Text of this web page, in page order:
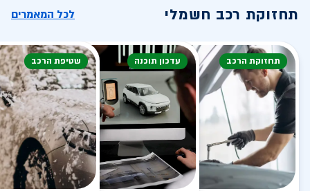
תחזוקת רכב חשמלי לכל המאמרים
תחזוקת הרכב עדכון תוכנה שטיפת הרכב